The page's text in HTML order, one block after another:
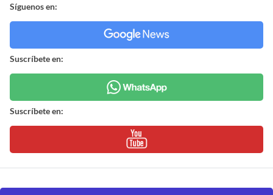
Síguenos en:
Suscríbete en:
Suscríbete en: